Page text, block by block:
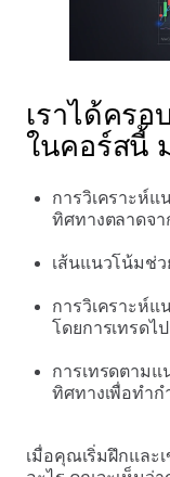
เราได้คร
ในคอร์สนี้
การวิเคราะห์แ
ทิศทางตลาดจ
เส้นแนวโน้มช่
การวิเคราะห์แ
โดยการเทรดไ
การเทรดตาม
ทิศทางเพื่อทำก
เมื่อคุณเริ่มฝึกและ